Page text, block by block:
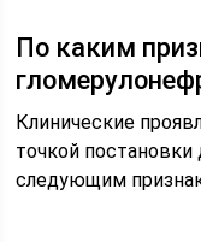
По каким
Клинические
точкой постановки
следующим